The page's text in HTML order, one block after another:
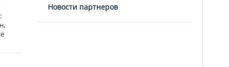
Новости партнеров